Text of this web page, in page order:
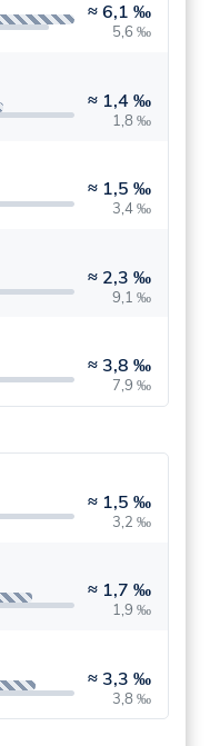
≈6,1 ‰
5,6 ‰
≈ 1,4 ‰
1,8 ‰
≈ 1,5 ‰
3,4 ‰
≈ 2,3 ‰
9,1 ‰
≈ 3,8 ‰
7,9 ‰
≈ 1,5 ‰
3,2 ‰
≈ 1,7 ‰
1,9 ‰
≈ 3,3 ‰
3,8 ‰